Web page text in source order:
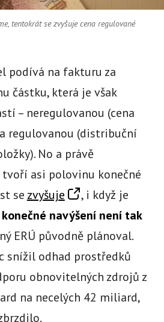
tentokrát se zvyšuje cena regulované
podívá na fakturu za
částku, která je však
– neregulovanou (cena
regulovanou (distribuční
No a právě
asi polovinu konečné
se zvyšuje
, i když je
konečné navýšení není tak
ERÚ původně plánoval.
snížil odhad prostředků
obnovitelných zdrojů z
na necelých 42 miliard,